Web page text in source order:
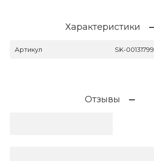
Характеристики
Артикул SK-00131799
Отзывы